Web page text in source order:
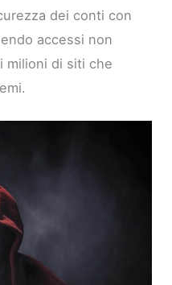
dei conti con
accessi non
milioni di siti che